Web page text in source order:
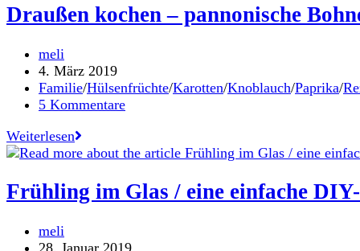
RIESS
nicht
schaffe
trotzdem
gut
fühle.
Inklusive
Vollkorn-
Brennessel-
Draußen kochen – pannonische
Beitrags-
Autor:
meli
Beitrag
veröffentlicht:
4. März 2019
Beitrags-
Kategorie:
Familie/Hülsenfrüchte/Karotten/Knoblauch/Paprika/
Beitrags-
5 Kommentare
WeiterlesenDraußen
kochen
pannonische
Bohnensuppe
Frühling im Glas / eine einfache
Beitrags-
Autor:
meli
Beitrag
28. Januar 2019